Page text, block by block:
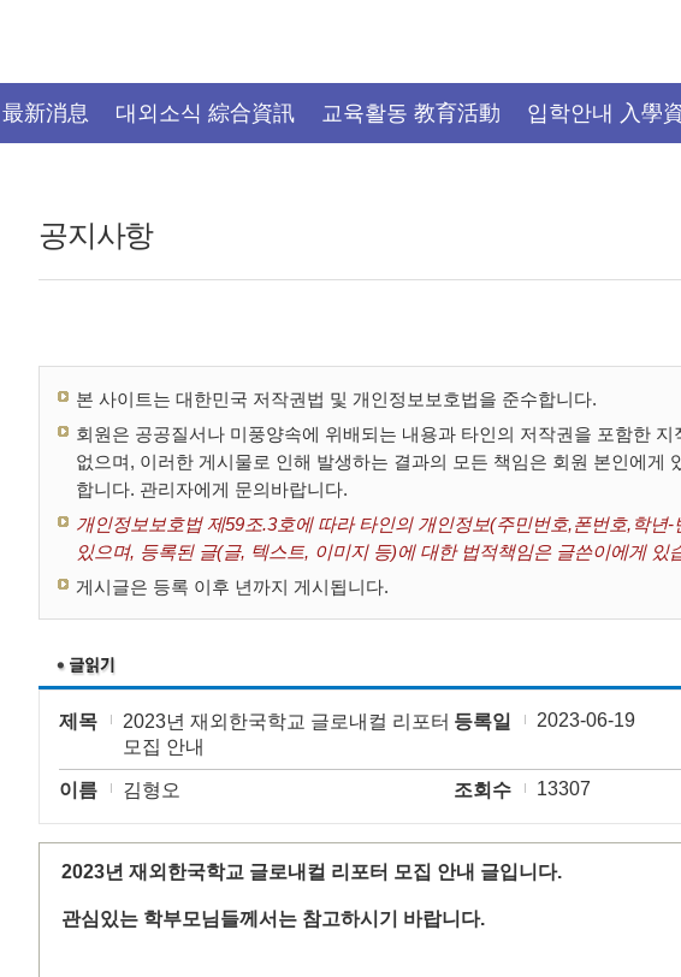
新消息 대외소식 綜合資訊 교육활동 教育活動 입학안내 入學
공지사항
본 사이트는 대한민국 저작권법 및 개인정보보호법을 준수합니다.
회원은 공공질서나 미풍양속에 위배되는 내용과 타인의 저작권을 포함한
없으며, 이러한 게시물로 인해 발생하는 결과의 모든 책임은 회원 본인에게
합니다. 관리자에게 문의바랍니다.
개인정보보호법 제59조.3호에 따라 타인의 개인정보(주민번호,폰번호,학
있으며, 등록된 글(글, 텍스트, 이미지 등)에 대한 법적책임은 글쓴이에게 있
게시글은 등록 이후 년까지 게시됩니다.
제목
2023년 재외한국학교 글로내컬 리포터
모집 안내
등록일 2023-06-19
이름 김형오 조회수 13307
2023년 재외한국학교 글로내컬 리포터 모집 안내 글입니다.
관심있는 학부모님들께서는 참고하시기 바랍니다.